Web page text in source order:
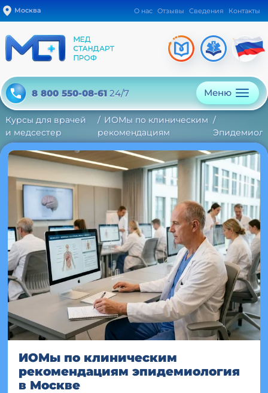
Москва О нас Отзывы Сведения Контакты
8 800 550-08-61 24/7 Меню
Курсы для врачей
и медсестер
ИОМы по клиническим
рекомендациям
ИОМы по клиническим
рекомендациям эпидемиология
в Москве